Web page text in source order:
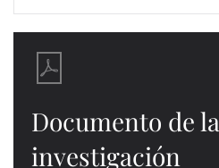
Documento de la
investigación